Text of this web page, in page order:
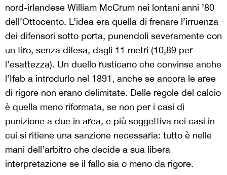
nord-irlandese William McCrum nei lontani anni ’80
dell’Ottocento. L’idea era quella di frenare l’irruenza
dei difensori sotto porta, punendoli severamente con
un tiro, senza difesa, dagli 11 metri (10,89 per
l’esattezza). Un duello rusticano che convinse anche
l’Ifab a introdurlo nel 1891, anche se ancora le aree
di rigore non erano delimitate. Delle regole del calcio
è quella meno riformata, se non per i casi di
punizione a due in area, e più soggettiva nei casi in
cui si ritiene una sanzione necessaria: tutto è nelle
mani dell’arbitro che decide a sua libera
interpretazione se il fallo sia o meno da rigore.